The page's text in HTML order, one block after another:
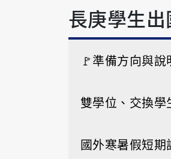
長庚學生出
🚩準備方向與說
雙學位、交換學
國外寒暑假短期